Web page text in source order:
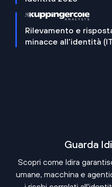
Rilevamento e
minacce all'identità
Guarda
Scopri come Idira
umane, macchina e